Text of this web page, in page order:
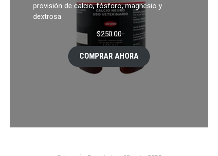
provisión de calcio, fósforo, magnesio y
dextrosa
$250.00
COMPRAR AHORA